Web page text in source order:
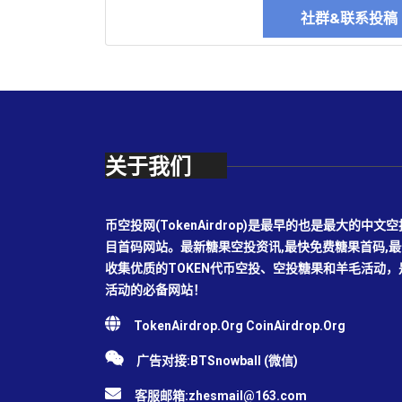
社群&联系投
关于我们
币空投网(TokenAirdrop)是最早的也是最大的中文
目首码网站。最新糖果空投资讯,最快免费糖果首码,
收集优质的TOKEN代币空投、空投糖果和羊毛活动
活动的必备网站！
TokenAirdrop.Org CoinAirdrop.Org
广告对接:BTSnowball (微信)
客服邮箱:zhesmail@163.com